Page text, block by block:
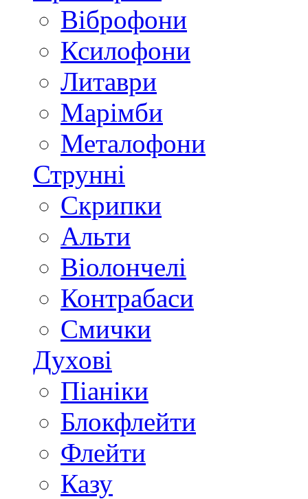
Віброфони
Ксилофони
Литаври
Марімби
Металофони
Струнні
Скрипки
Альти
Віолончелі
Контрабаси
Смички
Духові
Піаніки
Блокфлейти
Флейти
Казу